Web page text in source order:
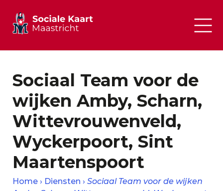
Sociaal Team voor de
wijken Amby, Scharn,
Wittevrouwenveld,
Wyckerpoort, Sint
Maartenspoort
Home Diensten
Sociaal Team voor de wijken